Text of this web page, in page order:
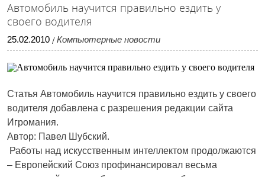
Автомобиль научится правильно ездить у
своего водителя
25.02.2010 / Компьютерные новости
Статья Автомобиль научится правильно ездить у своего
водителя добавлена с разрешения редакции сайта
Игромания.
Автор: Павел Шубский.
Работы над искусственным интеллектом продолжаются
– Европейский Союз профинансировал весьма